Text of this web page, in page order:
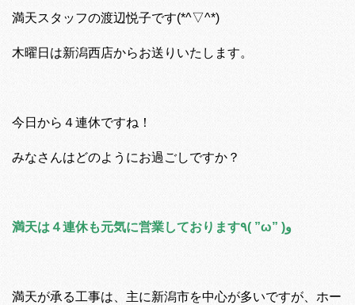
満天スタッフの渡辺悦子です(*^▽^*)
木曜日は新潟西店からお送りいたします。
今日から４連休ですね！
みなさんはどのようにお過ごしですか？
満天は４連休も元気に営業しております٩( ”ω” )و
満天が承る工事は、主に新潟市を中心が多いですが、ホー